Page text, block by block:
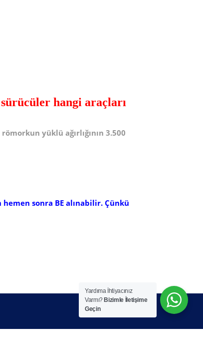
sürücüler hangi araçları
yüklü ağırlığının 3.500
sonra BE alınabilir. Çünkü
Yardıma İhtiyacınız
Varmı? Bizimle İletişime
Geçin